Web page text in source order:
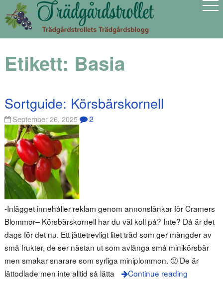
Etikett: Basia
Sortguide: Körsbärskornell
September 26, 2025 2
-Inlägget innehåller reklam genom annonslänkar för Cramers
Blommor– Körsbärskornell har du väl koll på? Inte? Då är det
dags för det nu. Ett jättetrevligt litet träd som ger mängder av
små frukter, de ser nästan ut som avlånga små minikörsbär
men smakar snarare som syrliga miniplommon. 🙂 De är
lättodlade men inte alltid så lätta
Continue reading